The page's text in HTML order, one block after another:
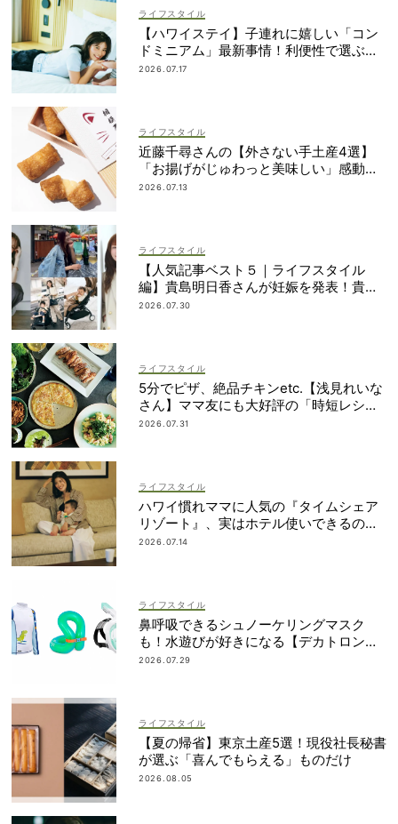
ライフスタイル
【ハワイステイ】子連れに嬉しい「コン
ドミニアム」最新事情！利便性で選ぶな
ら？
2026.07.17
ライフスタイル
近藤千尋さんの【外さない手土産4選】
「お揚げがじゅわっと美味しい」感動も
のの逸品とは？
2026.07.13
ライフスタイル
【人気記事ベスト５｜ライフスタイル
編】貴島明日香さんが妊娠を発表！貴重
なインタビュー記事が続々
2026.07.30
ライフスタイル
5分でピザ、絶品チキンetc.【浅見れいな
さん】ママ友にも大好評の「時短レシ
ピ」４選
2026.07.31
ライフスタイル
ハワイ慣れママに人気の『タイムシェア
リゾート』、実はホテル使いできるの知
ってた？
2026.07.14
ライフスタイル
鼻呼吸できるシュノーケリングマスク
も！水遊びが好きになる【デカトロン】
の優秀グッズ13選
2026.07.29
ライフスタイル
【夏の帰省】東京土産5選！現役社長秘書
が選ぶ「喜んでもらえる」ものだけ
2026.08.05